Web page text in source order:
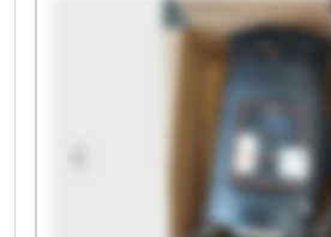
Ambold Pressen GmbH Ambold
Ambold Pressen GmbH
Ambold Pressen GmbH Ambold
Ambold Pressen GmbH Ambold